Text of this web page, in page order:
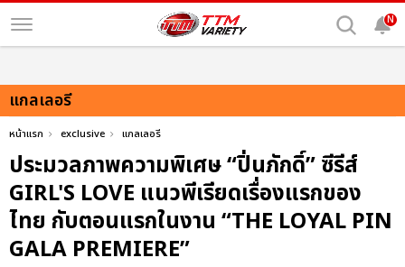
N
แกลเลอรี
หน้าแรก exclusive แกลเลอรี
ประมวลภาพความพิเศษ “ปิ่นภักดิ์” ซีรีส์
GIRL'S LOVE แนวพีเรียดเรื่องแรกของ
ไทย กับตอนแรกในงาน “THE LOYAL PIN
GALA PREMIERE”